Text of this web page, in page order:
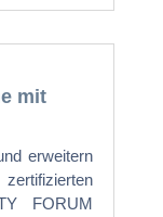
mit
erweitern
FORUM